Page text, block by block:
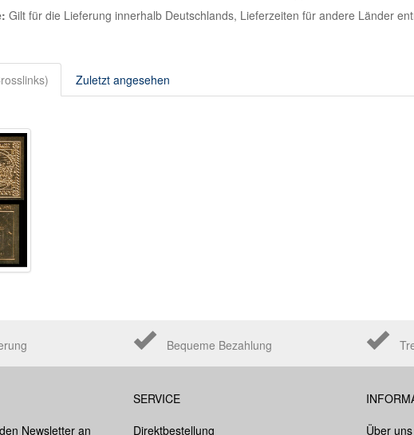
Gilt für die Lieferung innerhalb Deutschlands, Lieferzeiten für andere Länder
Zuletzt angesehen
Bequeme Bezahlung
Newsletter an
SERVICE
Direktbestellung
Über uns